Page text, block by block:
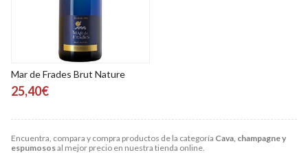
Encuentra, compara y compra productos de la categoría Cava, champagne y
espumososal mejor precio en nuestra tienda online.
Mar de Frades Brut Nature
25,40€